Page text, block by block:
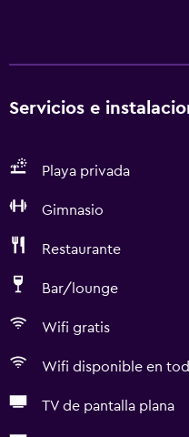
Servicios e
Playa privada
Gimnasio
Restaurante
Bar/lounge
Wifi gratis
Wifi disponible en
TV de pantalla plana